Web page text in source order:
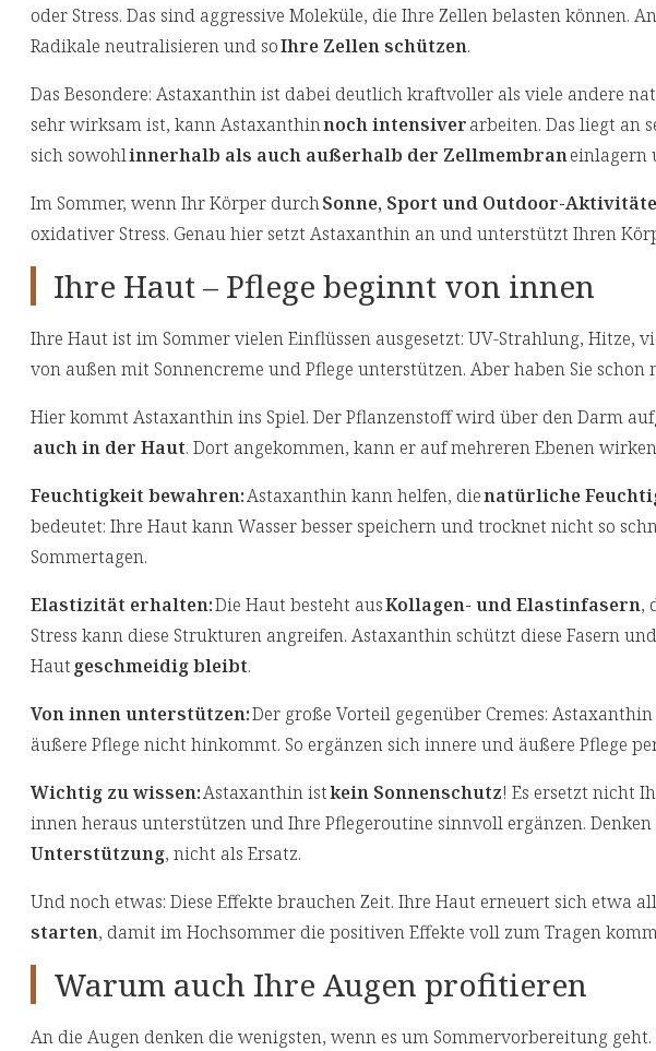
oder Stress. Das sind aggressive Moleküle, die Ihre Zellen belasten
Radikale neutralisieren und soIhre Zellen schützen.
Das Besondere: Astaxanthin ist dabei deutlich kraftvoller als viele andere
sehr wirksam ist, kann Astaxanthinnoch intensiverarbeiten. Das liegt an
sich sowohlinnerhalb als auch außerhalb der Zellmembraneinlagern
Im Sommer, wenn Ihr Körper durchSonne, Sport und Outdoor-
oxidativer Stress. Genau hier setzt Astaxanthin an und unterstützt Ihren
Ihre Haut – Pflege beginnt von innen
Ihre Haut ist im Sommer vielen Einflüssen ausgesetzt: UV-Strahlung, Hitze,
von außen mit Sonnencreme und Pflege unterstützen. Aber haben Sie schon
Hier kommt Astaxanthin ins Spiel. Der Pflanzenstoff wird über den Darm
auch in der Haut. Dort angekommen, kann er auf mehreren Ebenen
Feuchtigkeit bewahren:Astaxanthin kann helfen, dienatürliche
bedeutet: Ihre Haut kann Wasser besser speichern und trocknet nicht so
Sommertagen.
Elastizität erhalten:Die Haut besteht ausKollagen- und Elastinfasern,
Stress kann diese Strukturen angreifen. Astaxanthin schützt diese Fasern
Haut geschmeidig bleibt.
Von innen unterstützen:Der große Vorteil gegenüber Cremes:
äußere Pflege nicht hinkommt. So ergänzen sich innere und äußere Pflege
Wichtig zu wissen:Astaxanthin istkein Sonnenschutz! Es ersetzt nicht
innen heraus unterstützen und Ihre Pflegeroutine sinnvoll ergänzen.
Unterstützung, nicht als Ersatz.
Und noch etwas: Diese Effekte brauchen Zeit. Ihre Haut erneuert sich etwa
starten, damit im Hochsommer die positiven Effekte voll zum Tragen
Warum auch Ihre Augen profitieren
An die Augen denken die wenigsten, wenn es um Sommervorbereitung